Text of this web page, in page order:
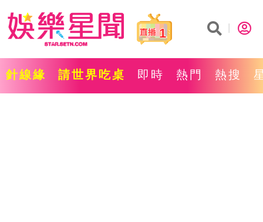
1
針線緣 請世界吃桌 即時 熱門 熱搜